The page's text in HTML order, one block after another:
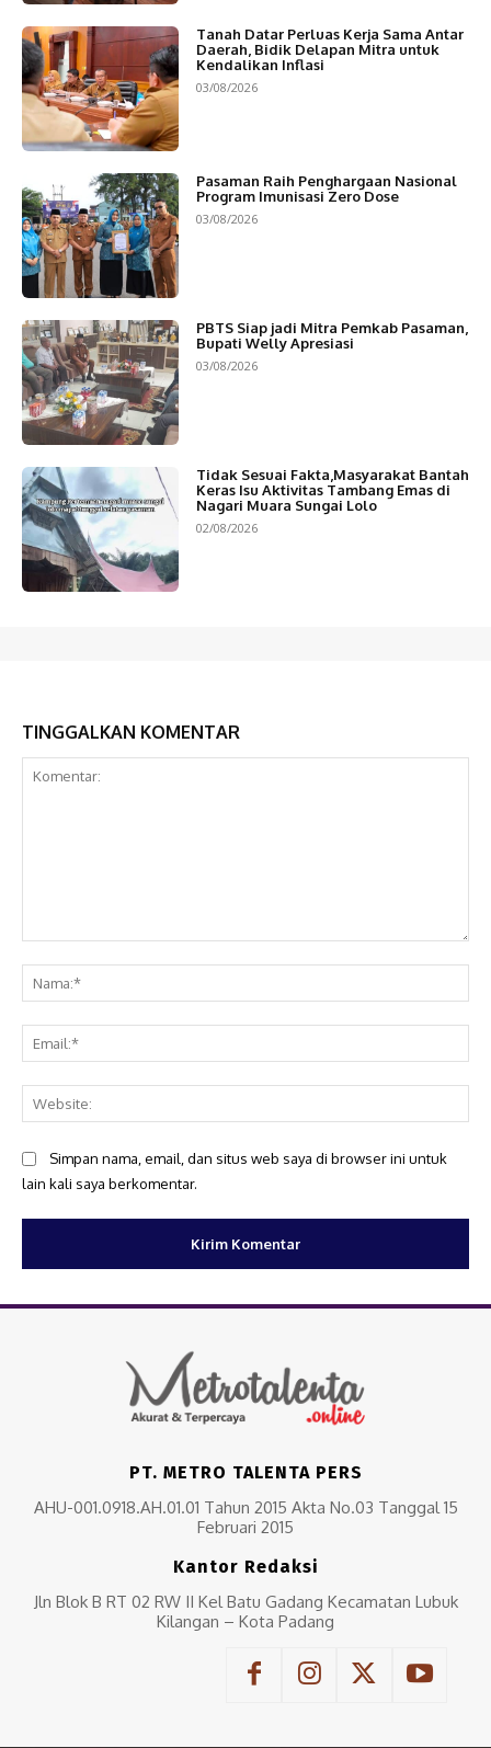
Tanah Datar Perluas Kerja Sama Antar
Daerah, Bidik Delapan Mitra untuk
Kendalikan Inflasi
03/08/2026
Pasaman Raih Penghargaan Nasional
Program Imunisasi Zero Dose
03/08/2026
PBTS Siap jadi Mitra Pemkab Pasaman,
Bupati Welly Apresiasi
03/08/2026
Tidak Sesuai Fakta,Masyarakat Bantah
Keras Isu Aktivitas Tambang Emas di
Nagari Muara Sungai Lolo
02/08/2026
TINGGALKAN KOMENTAR
Simpan nama, email, dan situs web saya di browser ini untuk
lain kali saya berkomentar.
PT. METRO TALENTA PERS
AHU-001.0918.AH.01.01 Tahun 2015 Akta No.03 Tanggal 15
Februari 2015
Kantor Redaksi
Jln Blok B RT 02 RW II Kel Batu Gadang Kecamatan Lubuk
Kilangan – Kota Padang